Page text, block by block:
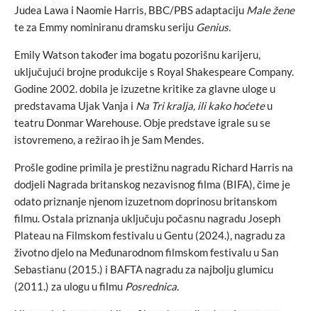
Judea Lawa i Naomie Harris, BBC/PBS adaptaciju Male žene
te za Emmy nominiranu dramsku seriju Genius.
Emily Watson također ima bogatu pozorišnu karijeru,
uključujući brojne produkcije s Royal Shakespeare Company.
Godine 2002. dobila je izuzetne kritike za glavne uloge u
predstavama Ujak Vanja i Na Tri kralja, ili kako hoćeteu
teatru Donmar Warehouse. Obje predstave igrale su se
istovremeno, a režirao ih je Sam Mendes.
Prošle godine primila je prestižnu nagradu Richard Harris na
dodjeli Nagrada britanskog nezavisnog filma (BIFA), čime je
odato priznanje njenom izuzetnom doprinosu britanskom
filmu. Ostala priznanja uključuju počasnu nagradu Joseph
Plateau na Filmskom festivalu u Gentu (2024.), nagradu za
životno djelo na Međunarodnom filmskom festivalu u San
Sebastianu (2015.) i BAFTA nagradu za najbolju glumicu
(2011.) za ulogu u filmu Posrednica.